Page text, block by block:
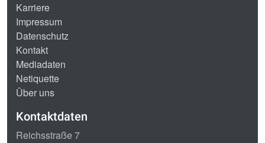
Karriere
Impressum
Datenschutz
Kontakt
Mediadaten
Netiquette
Über uns
Kontaktdaten
Reichsstraße 7